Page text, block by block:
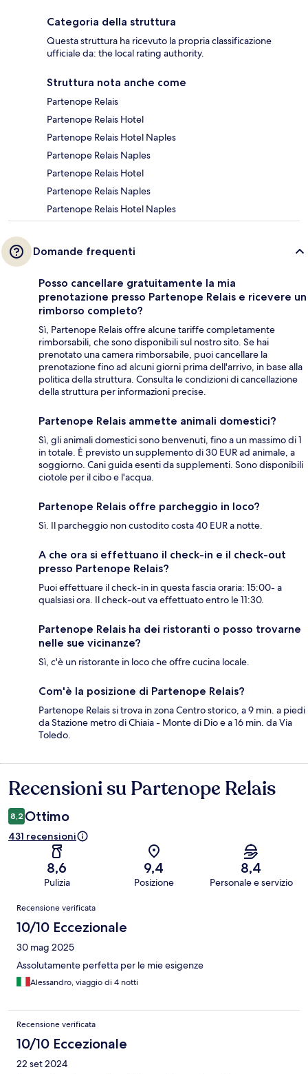
Categoria della struttura
Questa struttura ha ricevuto la propria classificazione
ufficiale da: the local rating authority.
Struttura nota anche come
Partenope Relais
Partenope Relais Hotel
Partenope Relais Hotel Naples
Partenope Relais Naples
Partenope Relais Hotel
Partenope Relais Naples
Partenope Relais Hotel Naples
Domande frequenti
Posso cancellare gratuitamente la mia
prenotazione presso Partenope Relais e ricevere un
rimborso completo?
Sì, Partenope Relais offre alcune tariffe completamente
rimborsabili, che sono disponibili sul nostro sito. Se hai
prenotato una camera rimborsabile, puoi cancellare la
prenotazione fino ad alcuni giorni prima dell'arrivo, in base alla
politica della struttura. Consulta le condizioni di cancellazione
della struttura per informazioni precise.
Partenope Relais ammette animali domestici?
Sì, gli animali domestici sono benvenuti, fino a un massimo di 1
in totale. È previsto un supplemento di 30 EUR ad animale, a
soggiorno. Cani guida esenti da supplementi. Sono disponibili
ciotole per il cibo e l'acqua.
Partenope Relais offre parcheggio in loco?
Sì. Il parcheggio non custodito costa 40 EUR a notte.
A che ora si effettuano il check-in e il check-out
presso Partenope Relais?
Puoi effettuare il check-in in questa fascia oraria: 15:00- a
qualsiasi ora. Il check-out va effettuato entro le 11:30.
Partenope Relais ha dei ristoranti o posso trovarne
nelle sue vicinanze?
Sì, c'è un ristorante in loco che offre cucina locale.
Com'è la posizione di Partenope Relais?
Partenope Relais si trova in zona Centro storico, a 9 min. a piedi
da Stazione metro di Chiaia - Monte di Dio e a 16 min. da Via
Toledo.
Recensioni
Recensioni su Partenope Relais
8,2 Ottimo
431 recensioni
8,6
Pulizia
9,4
Posizione
8,4
Personale e servizio
Recensioni
Recensione verificata
10/10 Eccezionale
30 mag 2025
Assolutamente perfetta per le mie esigenze
Alessandro, viaggio di 4 notti
Recensione verificata
10/10 Eccezionale
22 set 2024